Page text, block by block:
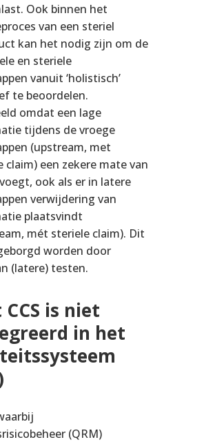
Ook binnen het
van een steriel
kan het nodig zijn om de
en steriele
vanuit ‘holistisch’
te beoordelen.
omdat een lage
tijdens de vroege
(upstream, met
claim) een zekere mate van
ook als er in latere
verwijdering van
plaatsvindt
mét steriele claim). Dit
worden door
(latere) testen.
CCS is niet
in het
(QRM)